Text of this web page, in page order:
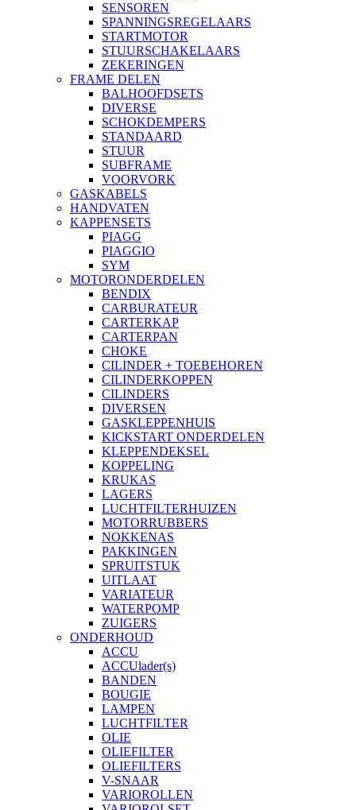
SENSOREN
SPANNINGSREGELAARS
STARTMOTOR
STUURSCHAKELAARS
ZEKERINGEN
FRAME DELEN
BALHOOFDSETS
DIVERSE
SCHOKDEMPERS
STANDAARD
STUUR
SUBFRAME
VOORVORK
GASKABELS
HANDVATEN
KAPPENSETS
PIAGG
PIAGGIO
SYM
MOTORONDERDELEN
BENDIX
CARBURATEUR
CARTERKAP
CARTERPAN
CHOKE
CILINDER + TOEBEHOREN
CILINDERKOPPEN
CILINDERS
DIVERSEN
GASKLEPPENHUIS
KICKSTART ONDERDELEN
KLEPPENDEKSEL
KOPPELING
KRUKAS
LAGERS
LUCHTFILTERHUIZEN
MOTORRUBBERS
NOKKENAS
PAKKINGEN
SPRUITSTUK
UITLAAT
VARIATEUR
WATERPOMP
ZUIGERS
ONDERHOUD
ACCU
ACCUlader(s)
BANDEN
BOUGIE
LAMPEN
LUCHTFILTER
OLIE
OLIEFILTER
OLIEFILTERS
V-SNAAR
VARIOROLLEN